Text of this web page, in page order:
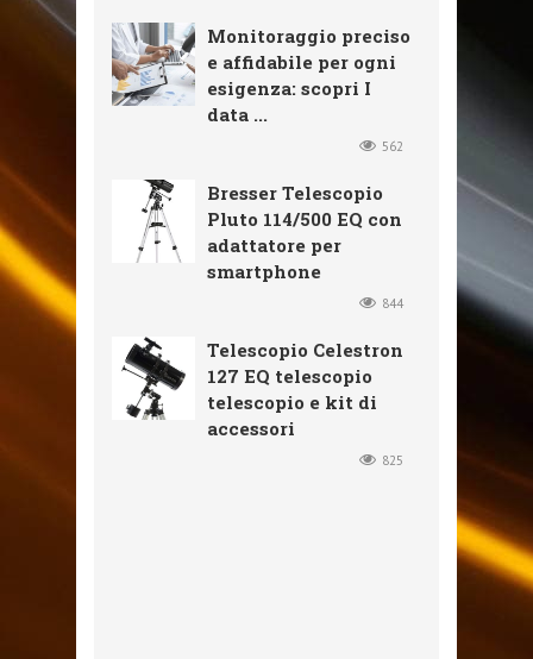
Monitoraggio preciso
e affidabile per ogni
esigenza: scopri I
data ...
562
Bresser Telescopio
Pluto 114/500 EQ con
adattatore per
smartphone
844
Telescopio Celestron
127 EQ telescopio
telescopio e kit di
accessori
825